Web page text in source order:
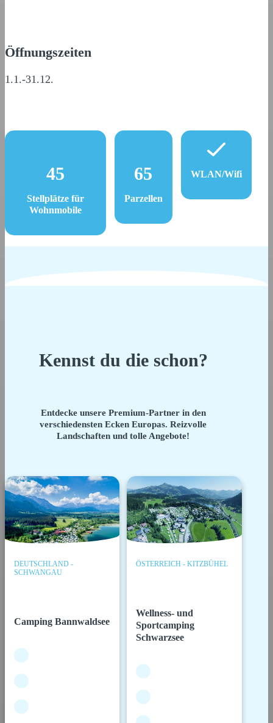
Öffnungszeiten
1.1.-31.12.
45
Stellplätze für
Wohnmobile
65
Parzellen
WLAN/Wifi
Kennst du die schon?
Entdecke unsere Premium-Partner in den
verschiedensten Ecken Europas. Reizvolle
Landschaften und tolle Angebote!
DEUTSCHLAND -
SCHWANGAU
Camping Bannwaldsee
ÖSTERREICH - KITZBÜHEL
Wellness- und
Sportcamping
Schwarzsee